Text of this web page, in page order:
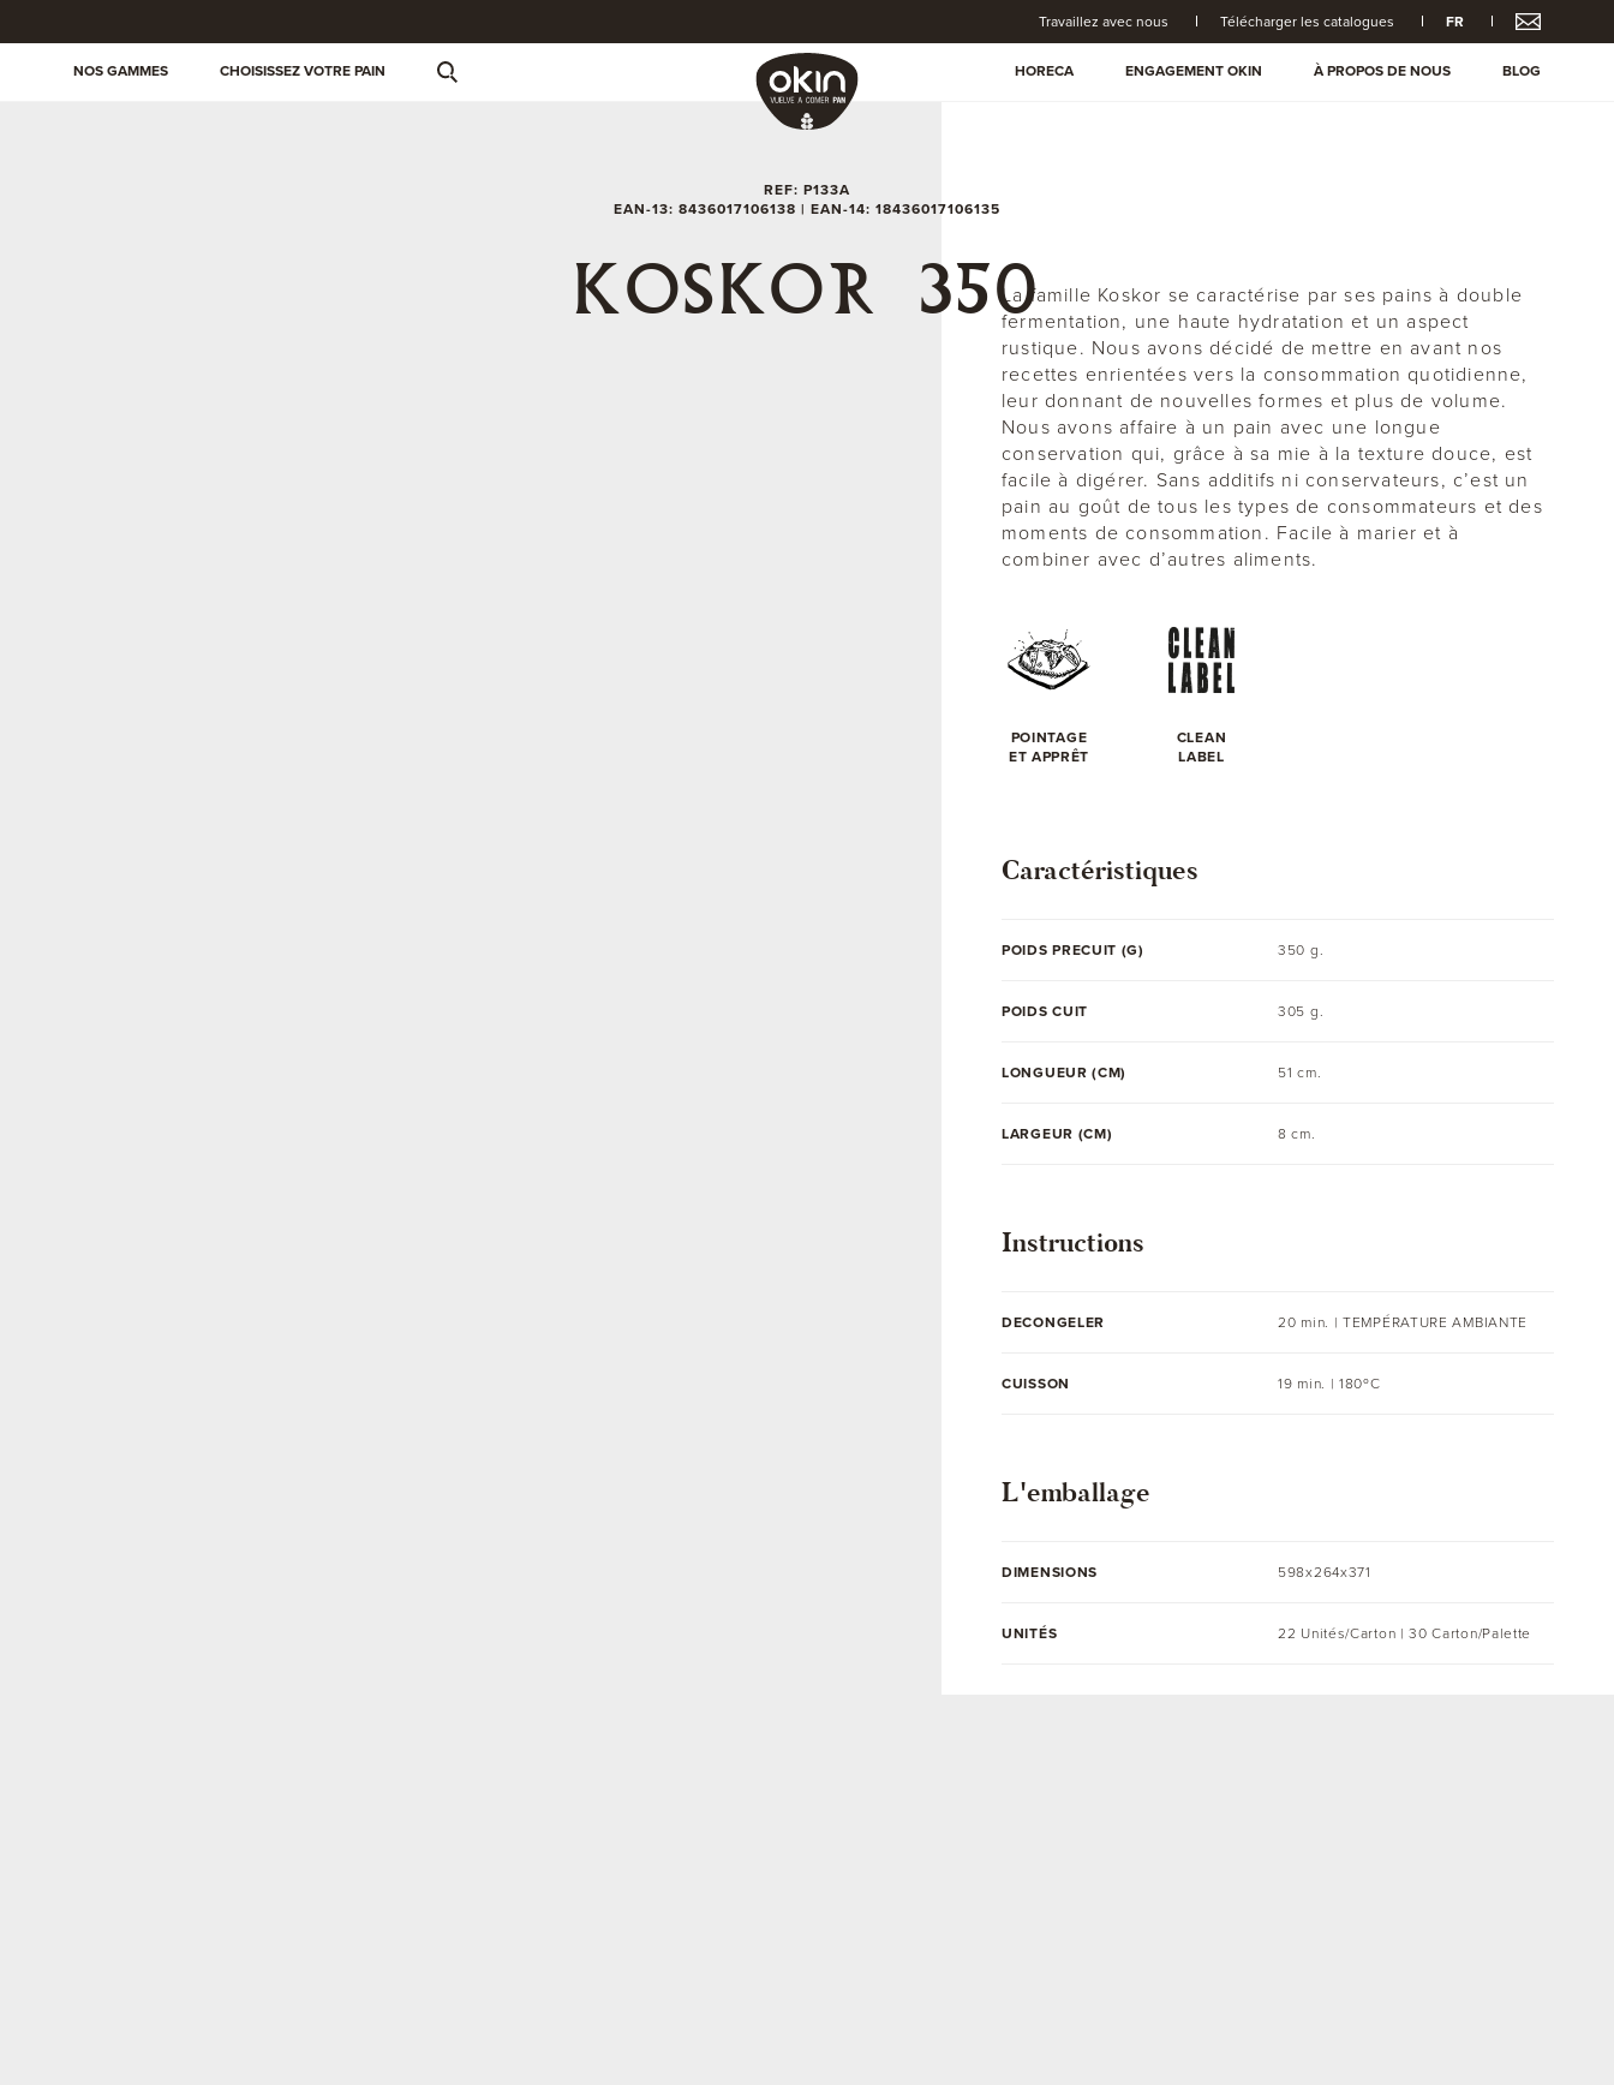
Travaillez avec nous Télécharger les catalogues FR
NOS GAMMES CHOISISSEZ VOTRE PAIN HORECA ENGAGEMENT OKIN À PROPOS DE NOUS BLOG
REF: P133A
EAN-13: 8436017106138 | EAN-14: 18436017106135
KOSKOR 350La famille Koskor se caractérise par ses pains à double
fermentation, une haute hydratation et un aspect
rustique. Nous avons décidé de mettre en avant nos
recettes enrientées vers la consommation quotidienne,
leur donnant de nouvelles formes et plus de volume.
Nous avons affaire à un pain avec une longue
conservation qui, grâce à sa mie à la texture douce, est
facile à digérer. Sans additifs ni conservateurs, c’est un
pain au goût de tous les types de consommateurs et des
moments de consommation. Facile à marier et à
combiner avec d’autres aliments.
POINTAGE
ET APPRÊT
CLEAN
LABEL
Caractéristiques
POIDS PRECUIT (G) 350 g.
POIDS CUIT 305 g.
LONGUEUR (CM) 51 cm.
LARGEUR (CM) 8 cm.
Instructions
DECONGELER 20 min. |TEMPÉRATURE AMBIANTE
CUISSON 19 min. | 180ºC
L'emballage
DIMENSIONS 598x264x371
UNITÉS 22 Unités/Carton | 30 Carton/Palette